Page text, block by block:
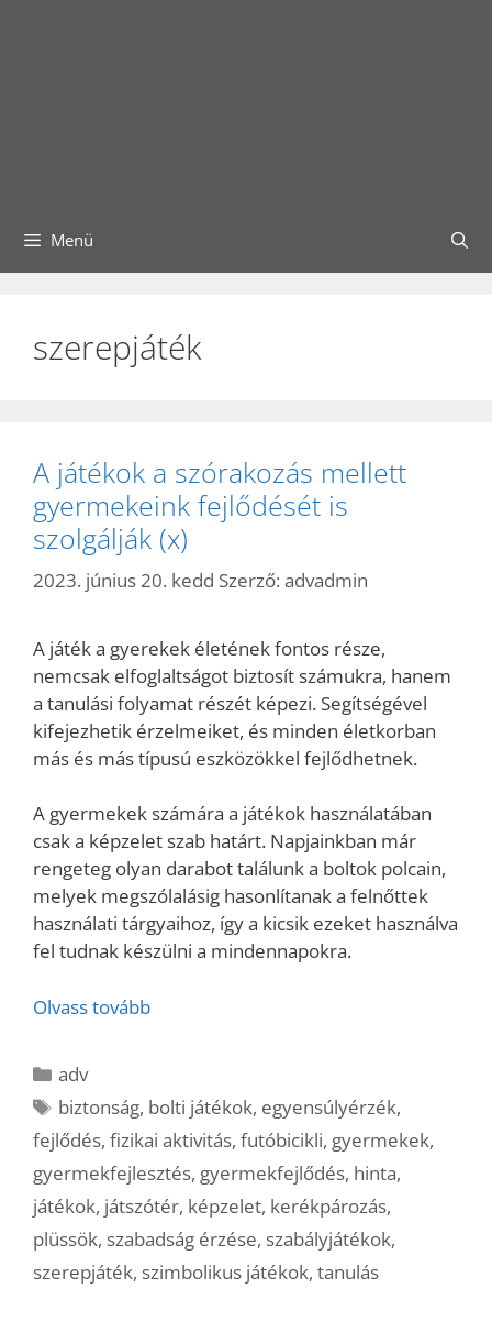
Menü
szerepjáték
A játékok a szórakozás mellett
gyermekeink fejlődését is
szolgálják (x)
2023. június 20. kedd Szerző: advadmin
A játék a gyerekek életének fontos része,
nemcsak elfoglaltságot biztosít számukra, hanem
a tanulási folyamat részét képezi. Segítségével
kifejezhetik érzelmeiket, és minden életkorban
más és más típusú eszközökkel fejlődhetnek.
A gyermekek számára a játékok használatában
csak a képzelet szab határt. Napjainkban már
rengeteg olyan darabot találunk a boltok polcain,
melyek megszólalásig hasonlítanak a felnőttek
használati tárgyaihoz, így a kicsik ezeket használva
fel tudnak készülni a mindennapokra.
Olvass tovább
Kategória
adv
Címkék
biztonság, bolti játékok, egyensúlyérzék,
fejlődés, fizikai aktivitás, futóbicikli, gyermekek,
gyermekfejlesztés, gyermekfejlődés, hinta,
játékok, játszótér, képzelet, kerékpározás,
plüssök, szabadság érzése, szabályjátékok,
szerepjáték, szimbolikus játékok, tanulás